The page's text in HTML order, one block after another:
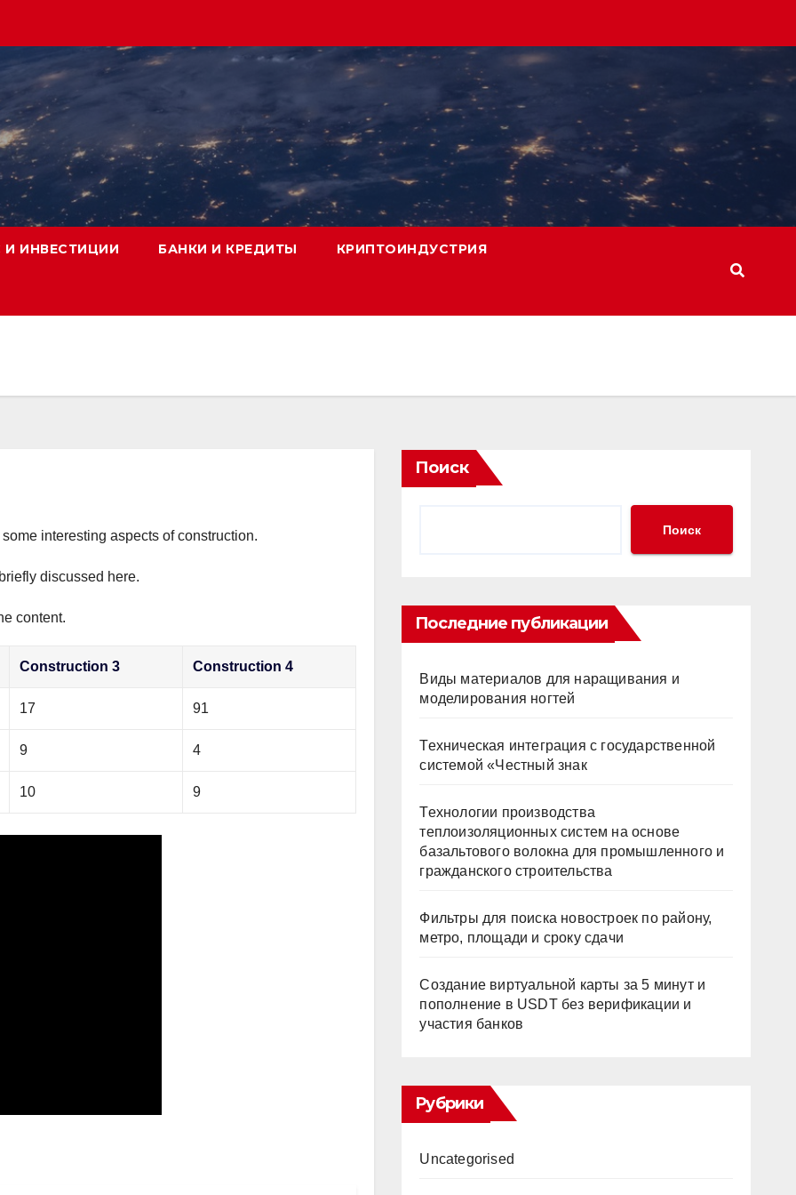
И ИНВЕСТИЦИИ БАНКИ И КРЕДИТЫ КРИПТОИНДУСТРИЯ
interesting aspects of construction.
discussed here.
content.
Construction 3 Construction 4
17 91
9 4
10 9
Поиск
Поиск
Последние публикации
Виды материалов для наращивания и
моделирования ногтей
Техническая интеграция с государственной
системой «Честный знак
Технологии производства
теплоизоляционных систем на основе
базальтового волокна для промышленного и
гражданского строительства
Фильтры для поиска новостроек по району,
метро, площади и сроку сдачи
Создание виртуальной карты за 5 минут и
пополнение в USDT без верификации и
участия банков
Рубрики
Uncategorised